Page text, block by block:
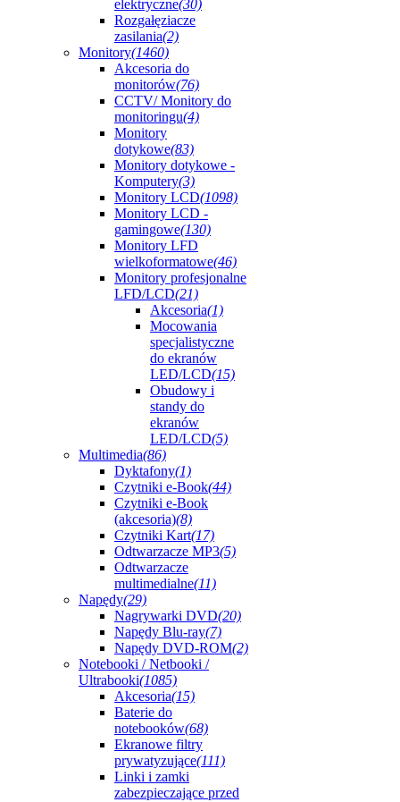
elektryczne(30)
Rozgałęziacze
zasilania(2)
Monitory(1460)
Akcesoria do
monitorów(76)
CCTV/ Monitory do
monitoringu(4)
Monitory
dotykowe(83)
Monitory dotykowe -
Komputery(3)
Monitory LCD(1098)
Monitory LCD -
gamingowe(130)
Monitory LFD
wielkoformatowe(46)
Monitory profesjonalne
LFD/LCD(21)
Akcesoria(1)
Mocowania
specjalistyczne
do ekranów
LED/LCD(15)
Obudowy i
standy do
ekranów
LED/LCD(5)
Multimedia(86)
Dyktafony(1)
Czytniki e-Book(44)
Czytniki e-Book
(akcesoria)(8)
Czytniki Kart(17)
Odtwarzacze MP3(5)
Odtwarzacze
multimedialne(11)
Napędy(29)
Nagrywarki DVD(20)
Napędy Blu-ray(7)
Napędy DVD-ROM(2)
Notebooki / Netbooki /
Ultrabooki(1085)
Akcesoria(15)
Baterie do
notebooków(68)
Ekranowe filtry
prywatyzujące(111)
Linki i zamki
zabezpieczające przed